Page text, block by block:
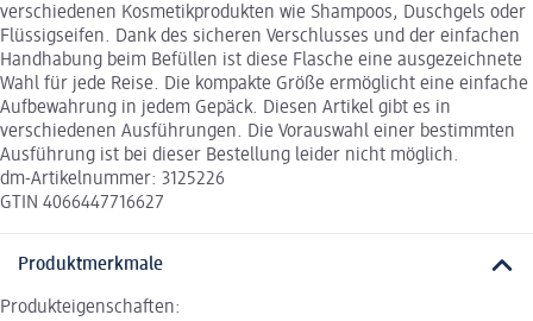
verschiedenen Kosmetikprodukten wie Shampoos, Duschgels oder
Flüssigseifen. Dank des sicheren Verschlusses und der einfachen
Handhabung beim Befüllen ist diese Flasche eine ausgezeichnete
Wahl für jede Reise. Die kompakte Größe ermöglicht eine einfache
Aufbewahrung in jedem Gepäck. Diesen Artikel gibt es in
verschiedenen Ausführungen. Die Vorauswahl einer bestimmten
Ausführung ist bei dieser Bestellung leider nicht möglich.
dm-Artikelnummer: 3125226
GTIN 4066447716627
Produktmerkmale
Produkteigenschaften: